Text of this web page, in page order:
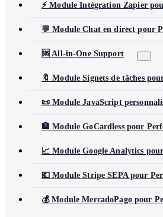
⚡ Module Intégration Zapier
💬 Module Chat en direct pour
🆘 All-in-One Support
🔖 Module Signets de tâches
📜 Module JavaScript
🏦 Module GoCardless pour
📈 Module Google Analytics
💶 Module Stripe SEPA pour
💰 Module MercadoPago pour